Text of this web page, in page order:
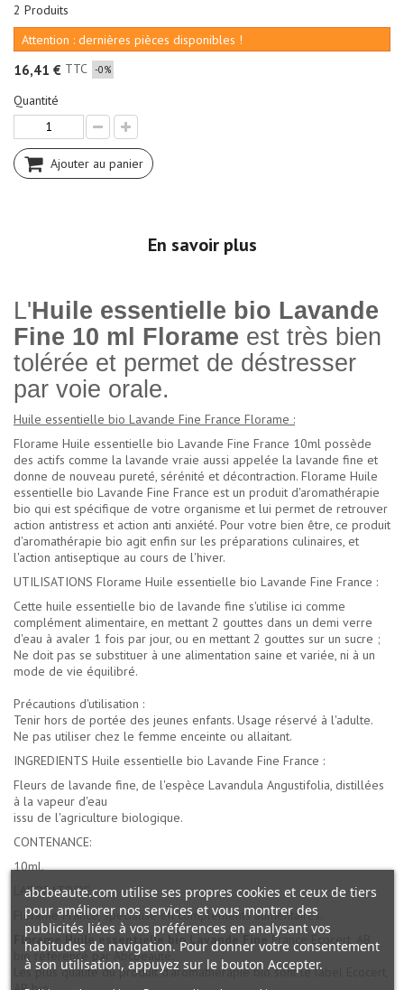
2 Produits
Attention : dernières pièces disponibles !
16,41 € TTC -0%
Quantité
Ajouter au panier
En savoir plus
L'Huile essentielle bio Lavande
Fine 10 ml Florame est très bien
tolérée et permet de déstresser
par voie orale.
Huile essentielle bio Lavande Fine France Florame :
Florame Huile essentielle bio Lavande Fine France 10ml possède
des actifs comme la lavande vraie aussi appelée la lavande fine et
donne de nouveau pureté, sérénité et décontraction. Florame Huile
essentielle bio Lavande Fine France est un produit d'aromathérapie
bio qui est spécifique de votre organisme et lui permet de retrouver
action antistress et action anti anxiété. Pour votre bien être, ce produit
d'aromathérapie bio agit enfin sur les préparations culinaires, et
l'action antiseptique au cours de l'hiver.
UTILISATIONS Florame Huile essentielle bio Lavande Fine France :
Cette huile essentielle bio de lavande fine s'utilise ici comme
complément alimentaire, en mettant 2 gouttes dans un demi verre
d'eau à avaler 1 fois par jour, ou en mettant 2 gouttes sur un sucre ;
Ne doit pas se substituer à une alimentation saine et variée, ni à un
mode de vie équilibré.
Précautions d'utilisation :
Tenir hors de portée des jeunes enfants. Usage réservé à l'adulte.
Ne pas utiliser chez le femme enceinte ou allaitant.
INGREDIENTS Huile essentielle bio Lavande Fine France :
Fleurs de lavande fine, de l'espèce Lavandula Angustifolia, distillées
à la vapeur d'eau
issu de l'agriculture biologique.
CONTENANCE:
10ml.
LABORATOIRE :
Florame France, spécialisé en compléments alimentaires.
Florame Huile essentielle bio Lavande Fine
France Ecocert, AB
bio référencé par Abcbeauté.
Les plus qualité duproduit d'aromathérapie biosont le label Ecocert,
abcbeaute.com utilise ses propres cookies et ceux de tiers
pour améliorer nos services et vous montrer des
publicités liées à vos préférences en analysant vos
habitudes de navigation. Pour donner votre consentement
à son utilisation, appuyez sur le bouton Accepter.